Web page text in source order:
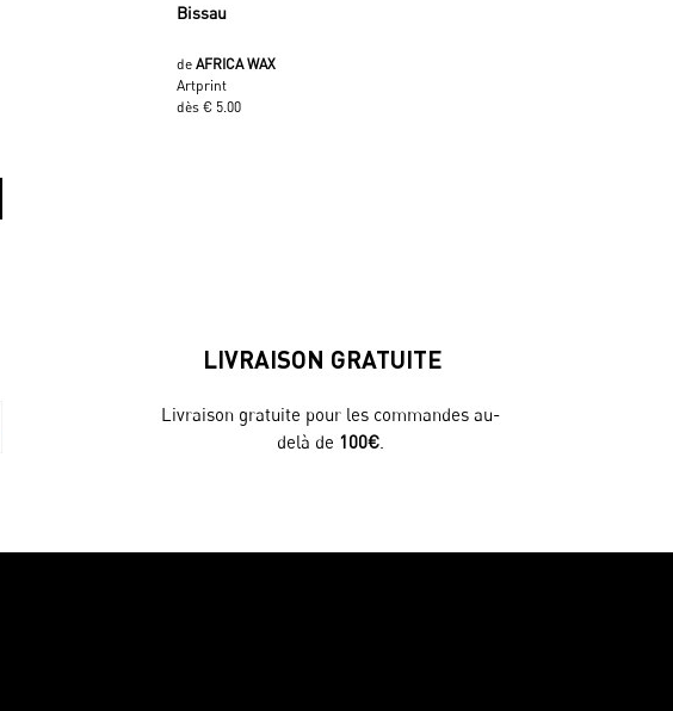
Bissau
de AFRICA WAX
Artprint
dès € 5.00
LIVRAISON GRATUITE
Livraison gratuite pour les commandes au-
delà de 100€.